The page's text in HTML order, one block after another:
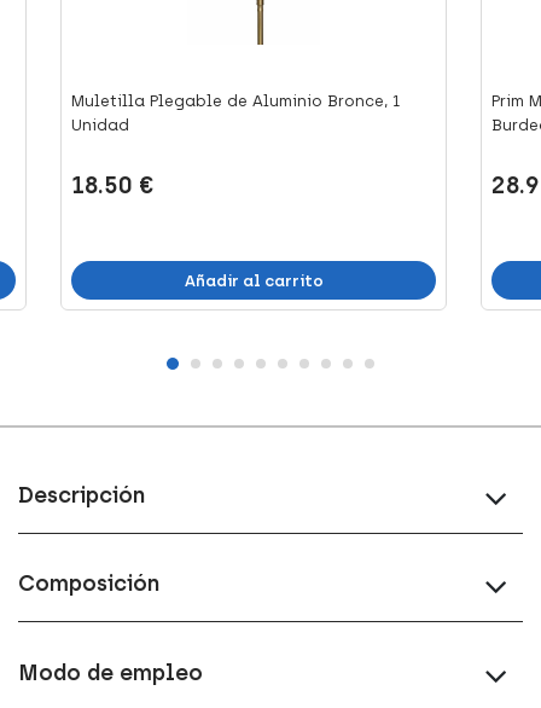
Muletilla Plegable de Aluminio Bronce, 1
Unidad
18.50 €
Añadir al carrito
Prim
Descripción
Composición
Modo de empleo